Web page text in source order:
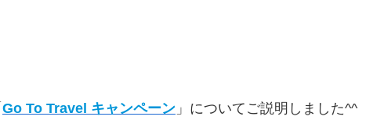
Go To Travel キャンペーン 」についてご説明しました^^